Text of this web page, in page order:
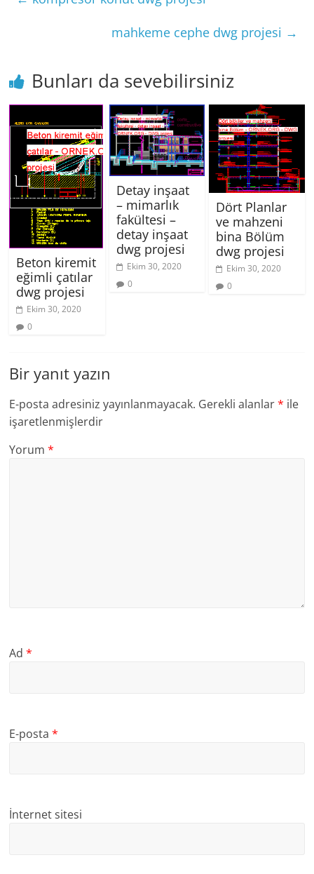
mahkeme cephe dwg projesi →
Bunları da sevebilirsiniz
Beton kiremit
eğimli çatılar
dwg projesi
Ekim 30, 2020
0
Detay inşaat
– mimarlık
fakültesi –
detay inşaat
dwg projesi
Ekim 30, 2020
0
Dört Planlar
ve mahzeni
bina Bölüm
dwg projesi
Ekim 30, 2020
0
Bir yanıt yazın
E-posta adresiniz yayınlanmayacak. Gerekli alanlar* ile
işaretlenmişlerdir
Yorum*
Ad*
E-posta*
İnternet sitesi